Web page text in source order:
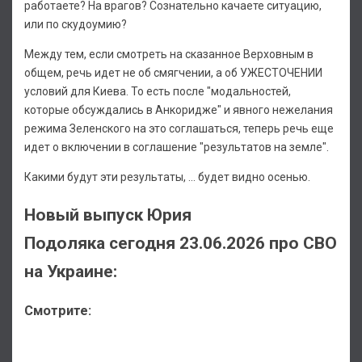
работаете? На врагов? Сознательно качаете ситуацию,
или по скудоумию?
Между тем, если смотреть на сказанное Верховным в
общем, речь идет не об смягчении, а об УЖЕСТОЧЕНИИ
условий для Киева. То есть после "модальностей,
которые обсуждались в Анкоридже" и явного нежелания
режима Зеленского на это соглашаться, теперь речь еще
идет о включении в соглашение "результатов на земле".
Какими будут эти результаты, ... будет видно осенью.
Новый выпуск Юрия
Подоляка сегодня 23.06.2026 про СВО
на Украине:
Смотрите: